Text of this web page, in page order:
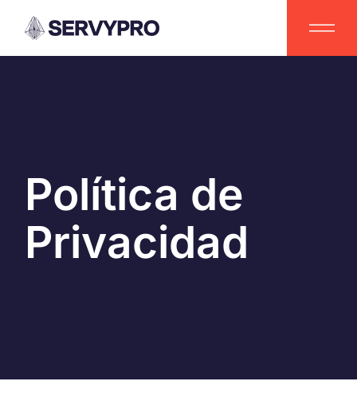
Política de
Privacidad